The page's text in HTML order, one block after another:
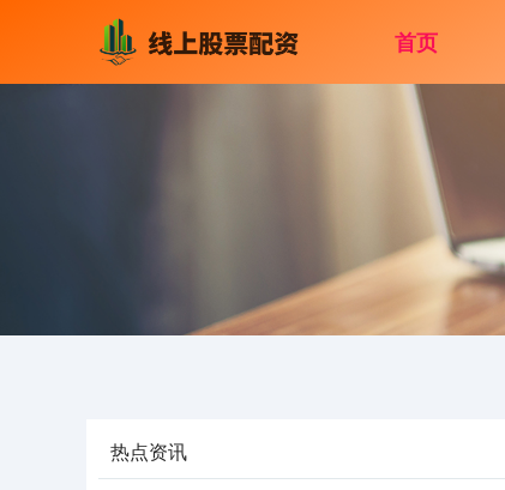
首页
热点资讯